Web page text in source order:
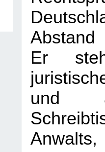
Abstand
Er
und